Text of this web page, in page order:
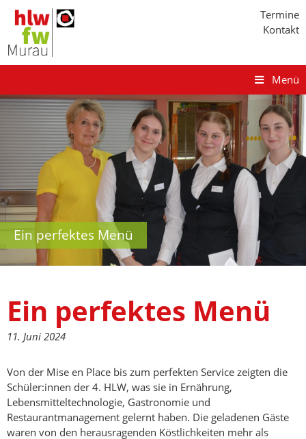
Termine
Kontakt
Menü
Ein perfektes Menü
Ein perfektes Menü
11. Juni 2024
Von der Mise en Place bis zum perfekten Service zeigten die
Schüler:innen der 4. HLW, was sie in Ernährung,
Lebensmitteltechnologie, Gastronomie und
Restaurantmanagement gelernt haben. Die geladenen Gäste
waren von den herausragenden Köstlichkeiten mehr als